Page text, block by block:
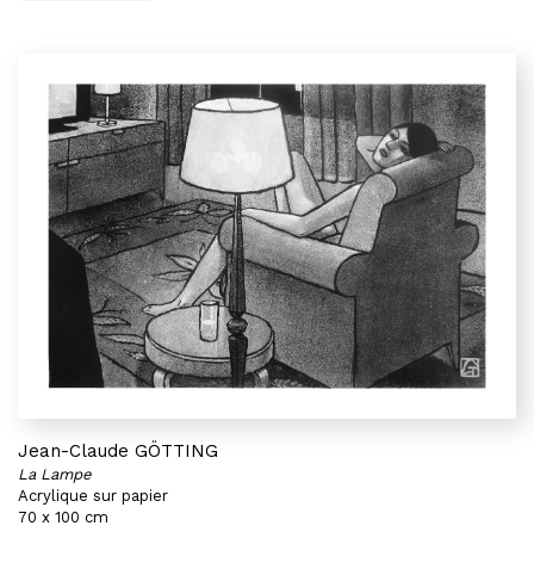
Jean-Claude GÖTTING
La Lampe
Acrylique sur papier
70 x 100 cm